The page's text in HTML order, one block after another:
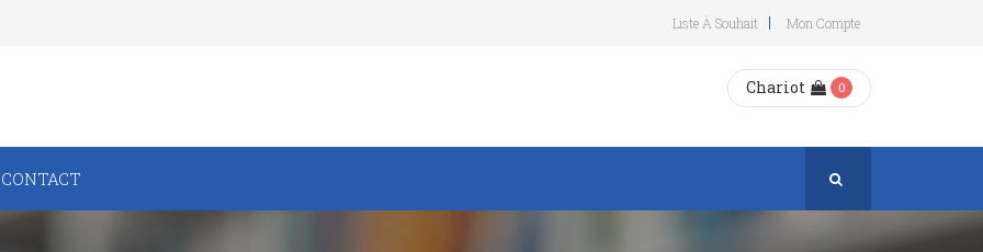
Liste À Souhait Mon Compte
Chariot 0
CONTACT